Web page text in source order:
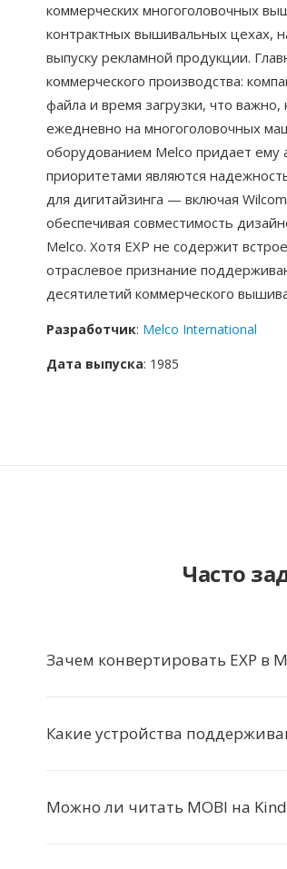
коммерческих многоголовочных
контрактных вышивальных цехах,
выпуску рекламной продукции.
коммерческого производства:
файла и время загрузки, что
ежедневно на многоголовочных
оборудованием Melco придает ему
приоритетами являются
для дигитайзинга — включая
обеспечивая совместимость
Melco. Хотя EXP не содержит
отраслевое признание
десятилетий коммерческого
Разработчик: Melco International
Дата выпуска: 1985
Часто
Зачем конвертировать EXP в
Какие устройства
Можно ли читать MOBI на